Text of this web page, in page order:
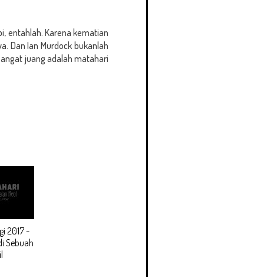
entahlah. Karena kematian
Dan Ian Murdock bukanlah
juang adalah matahari
2017 -
Sebuah